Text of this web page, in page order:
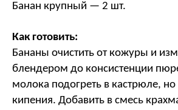
Банан крупный — 2 шт.
Как готовить:
Бананы очистить от кожуры и
блендером до консистенции
молока подогреть в кастрюле,
кипения. Добавить в смесь